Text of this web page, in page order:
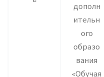
дополн
ительн
ого
образо
вания
«Обучая